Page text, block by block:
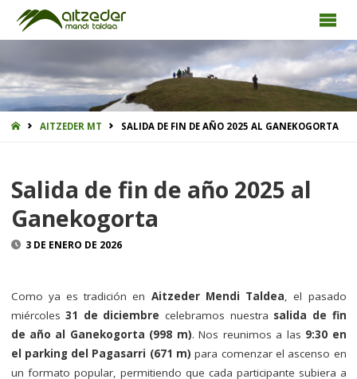
INICIOAITZEDER MT SALIDA DE FIN DE AÑO 2025 AL GANEKOGORTA
Salida de fin de año 2025 al
Ganekogorta
3 DE ENERO DE 2026
Como ya es tradición en Aitzeder Mendi Taldea , el pasado
miércoles31 de diciembre celebramos nuestra salida de fin
de año al Ganekogorta (998 m). Nos reunimos a las 9:30 en
el parking del Pagasarri (671 m) para comenzar el ascenso en
un formato popular, permitiendo que cada participante subiera a